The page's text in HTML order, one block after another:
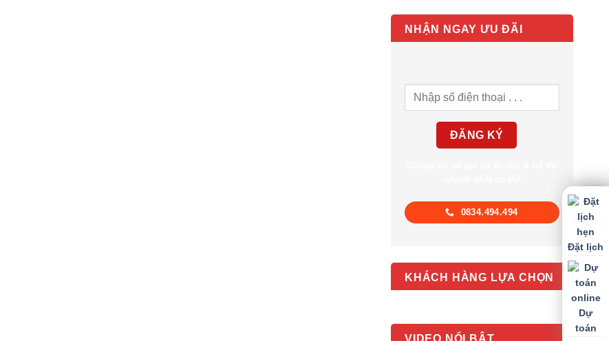
NHẬN NGAY ƯU ĐÃI
0834.494.494
KHÁCH HÀNG LỰA CHỌN
VIDEO NỔI BẬT
Đặt lịch
Dự
toán